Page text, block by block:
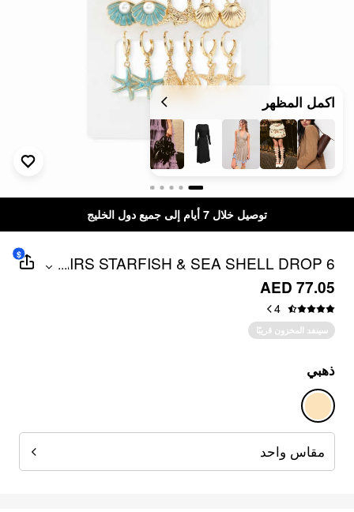
اكمل المظهر
توصيل خلال 7 أيام إلى جميع دول الخليج
6 PAIRS STARFISH & SEA SHELL DROP
EARRINGS SET
...
AED 77.05
4
$
سينفد المخزون قريبًا
ذهبي
مقاس واحد